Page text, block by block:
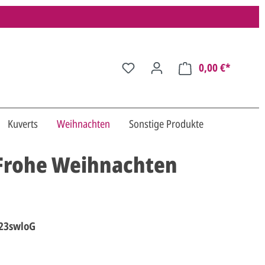
0,00 €*
Kuverts Weihnachten Sonstige Produkte
Weihnachten